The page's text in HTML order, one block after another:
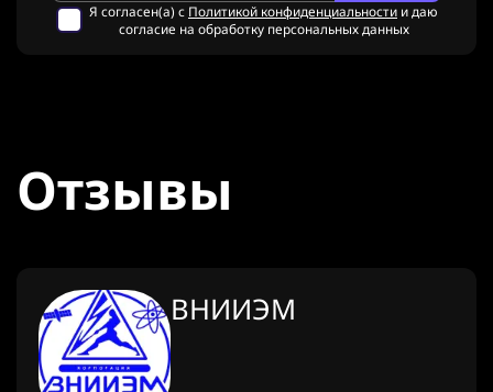
Я согласен(а) с Политикой конфиденциальности и даю
согласие на обработку персональных данных
Отзывы
ВНИИЭМ